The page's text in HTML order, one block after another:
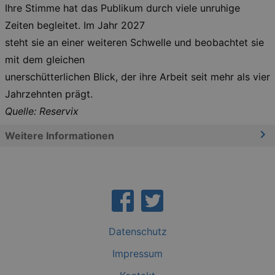
Ihre Stimme hat das Publikum durch viele unruhige
Zeiten begleitet. Im Jahr 2027
steht sie an einer weiteren Schwelle und beobachtet sie
mit dem gleichen
unerschütterlichen Blick, der ihre Arbeit seit mehr als vier
Jahrzehnten prägt.
Quelle: Reservix
Weitere Informationen
Datenschutz
Impressum
work
XSRF-TOKEN
www.kulturkalender-
dresden.de
hours
This